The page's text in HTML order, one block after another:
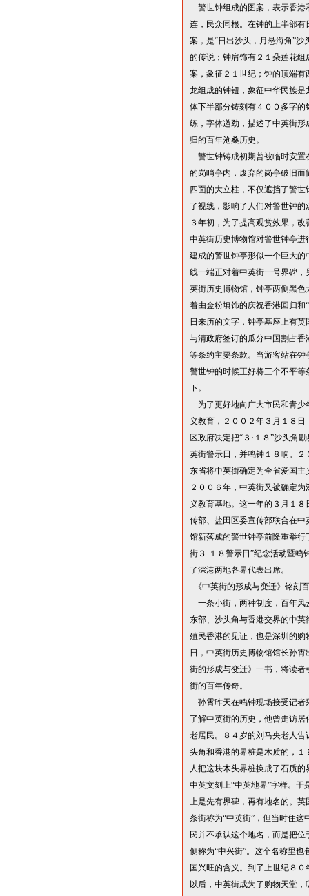
警世钟组成的图案，表示香港
连，民众同根。在钟的上半部有
案，是“日出沙头，月悬海角”沙
的传说；钟肩饰有２１朵莲花组
案，象征２１世纪；钟的顶端有
龙组成的钟钮，象征中华民族是
体下半部分铸刻有４００多字的
练，字体遒劲，描述了中英街形
归的百年沧桑历史。
警世钟铸成初期曾被临时安置
的岗哨亭内，废弃的岗亭破旧而
四面的大立柱，不仅遮挡了警世
了视线，影响了人们对警世钟的
３年初，为了提高观赏效果，改
中英街历史博物馆对警世钟亭进
建成的警世钟亭形似一个巨大的
线一端正对着中英街一号界碑，
英街历史博物馆，钟亭两侧黑色
着由金粉填饰的庆祝香港回归和“
日来历的文字，钟亭基座上有英
与清政府签订的瓜分中国割占香
等条约主要条款。当游客站在钟
警世钟的时候正好将三个不平等
下。
为了更好地向广大市民和青少
义教育，２００２年３月１８日
区政府决定把“ ３ · １ ８”沙头角勘
英街警示日，并鸣钟１８响。２
东省将中英街确定为全省爱国主
２００６年，中英街又被确定为
义教育基地。这一年的３月１８
传部、盐田区委宣传部联合在中
馆新落成的警世钟亭前隆重举行
街３ · １８警示日 ”纪念活动暨鸣
了深港两地各界代表出席。
《中英街的形成与变迁》铭刻
一条小街，两种制度，百年风
东部、沙头角与香港交界的中英
殖民香港的见证，也是深圳的购
日，中英街历史博物馆馆长孙霄
街的形成与变迁》一书，将读者
街的百年传奇。
孙霄昨天在鸣钟现场接受记者
了解中英街的历史，他曾走访居
老居民。８４岁的刘马央老人告
头角和香港的界桩是木质的，１
人把这块木头界桩换成了石质的
中英文刻上“中英地界”字样。于
上是先有界碑，再有地名的。英
条街称为“中英街” ，但当时住这
民并不承认这个地名，而是把位
侧称为“中兴街”。这个名称里也
国兴旺的含义。到了上世纪８０
以后，中英街成为了购物天堂，